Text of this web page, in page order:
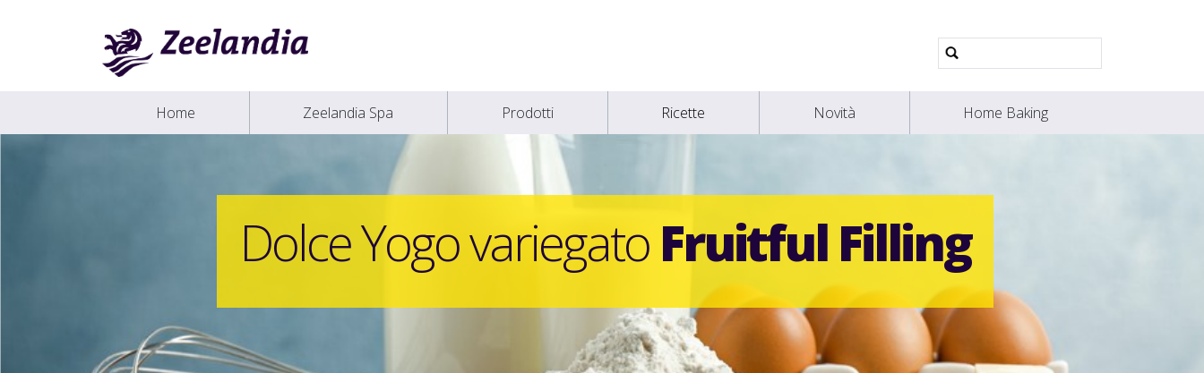
Ricerca
avanzata…
Home Zeelandia Spa Prodotti Ricette Novità Home Baking
Dolce Yogo variegato Fruitful Filling